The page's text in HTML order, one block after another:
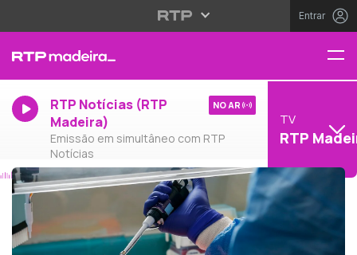
Entrar
RTP Notícias (RTP
Madeira)
Emissão em simultâneo com RTP
Notícias
NO AR
TV
RTP